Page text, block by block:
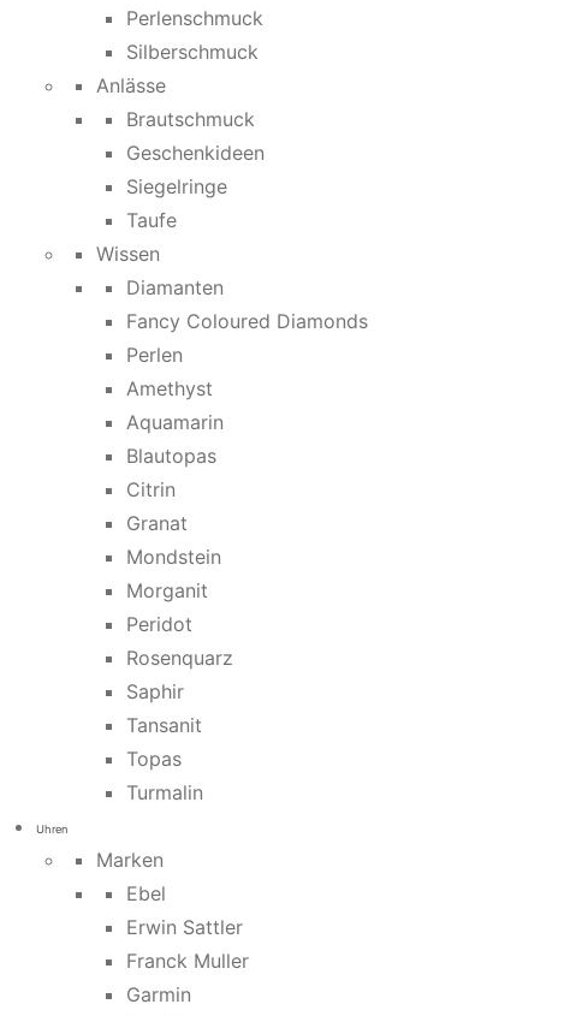
Perlenschmuck
Silberschmuck
Anlässe
Brautschmuck
Geschenkideen
Siegelringe
Taufe
Wissen
Diamanten
Fancy Coloured Diamonds
Perlen
Amethyst
Aquamarin
Blautopas
Citrin
Granat
Mondstein
Morganit
Peridot
Rosenquarz
Saphir
Tansanit
Topas
Turmalin
Uhren
Marken
Ebel
Erwin Sattler
Franck Muller
Garmin